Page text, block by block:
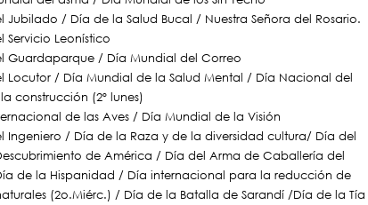
Jubilado / Día de la Salud Bucal / Nuestra Señora del Rosario.
Leonístico
Guardaparque / Día Mundial del Correo
Locutor / Día Mundial de la Salud Mental / Día Nacional del
construcción (2º lunes)
de las Aves / Día Mundial de la Visión
Ingeniero / Día de la Raza y de la diversidad cultura/ Día del
de América / Día del Arma de Caballería del
de la Hispanidad / Día internacional para la reducción de
(2o.Miérc.) / Día de la Batalla de Sarandí /Día de la Tía